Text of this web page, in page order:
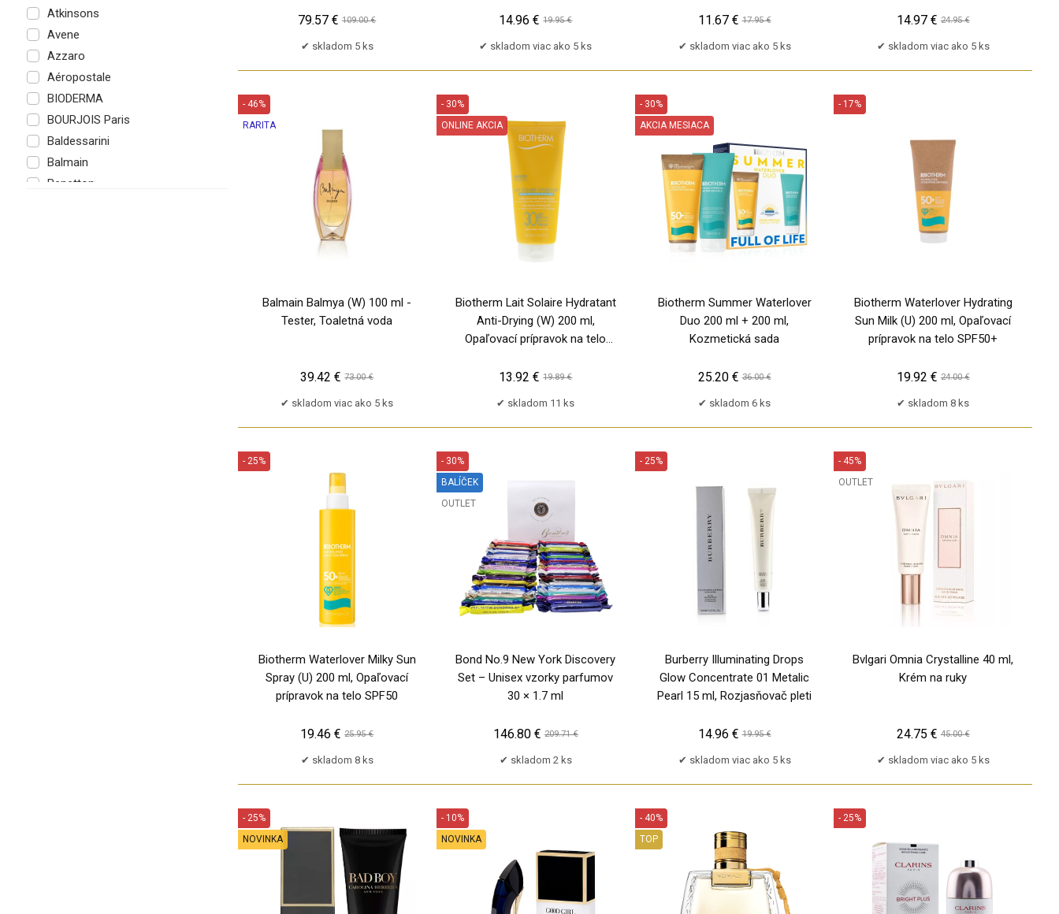
Atkinsons
Avene
Azzaro
Aéropostale
BIODERMA
BOURJOIS Paris
Baldessarini
Balmain
Benetton
skladom 5 ks
79.57 € 109.00 €
skladom viac ako 5 ks
14.96 € 19.95 €
skladom viac ako 5 ks
11.67 € 17.95 €
skladom viac ako 5 ks
14.97 € 24.95 €
Balmain Balmya (W) 100 ml -
Tester, Toaletná voda
- 46%
RARITA
skladom viac ako 5 ks
39.42 € 73.00 €
Biotherm Lait Solaire Hydratant
Anti-Drying (W) 200 ml,
Opaľovací prípravok na telo
- 30%
ONLINE AKCIA
skladom 11 ks
13.92 € 19.89 €
Biotherm Summer Waterlover
Duo 200 ml + 200 ml,
Kozmetická sada
- 30%
AKCIA MESIACA
skladom 6 ks
25.20 € 36.00 €
Biotherm Waterlover Hydrating
Sun Milk (U) 200 ml, Opaľovací
prípravok na telo SPF50+
- 17%
skladom 8 ks
19.92 € 24.00 €
Biotherm Waterlover Milky Sun
Spray (U) 200 ml, Opaľovací
prípravok na telo SPF50
- 25%
skladom 8 ks
19.46 € 25.95 €
Bond No.9 New York Discovery
Set – Unisex vzorky parfumov
30 × 1.7 ml
- 30%
BALÍČEK
OUTLET
skladom 2 ks
146.80 € 209.71 €
Burberry Illuminating Drops
Glow Concentrate 01 Metalic
Pearl 15 ml, Rozjasňovač pleti
- 25%
skladom viac ako 5 ks
14.96 € 19.95 €
Bvlgari Omnia Crystalline 40 ml,
Krém na ruky
- 45%
OUTLET
skladom viac ako 5 ks
24.75 € 45.00 €
- 25%
NOVINKA
- 10%
NOVINKA
- 40%
TOP
- 25%